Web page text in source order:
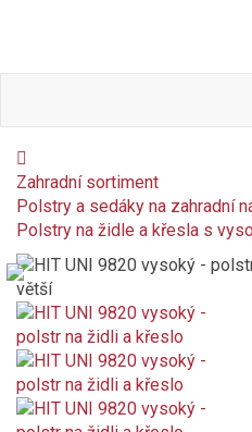
Zahradní sortiment
Polstry a sedáky na zahradní
Polstry na židle a křesla s
větší